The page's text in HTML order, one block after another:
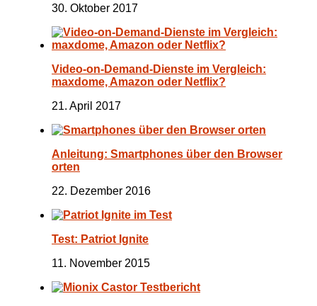
30. Oktober 2017
Video-on-Demand-Dienste im Vergleich:
maxdome, Amazon oder Netflix?
21. April 2017
Anleitung: Smartphones über den Browser
orten
22. Dezember 2016
Test: Patriot Ignite
11. November 2015